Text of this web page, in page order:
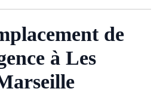
de
à Les